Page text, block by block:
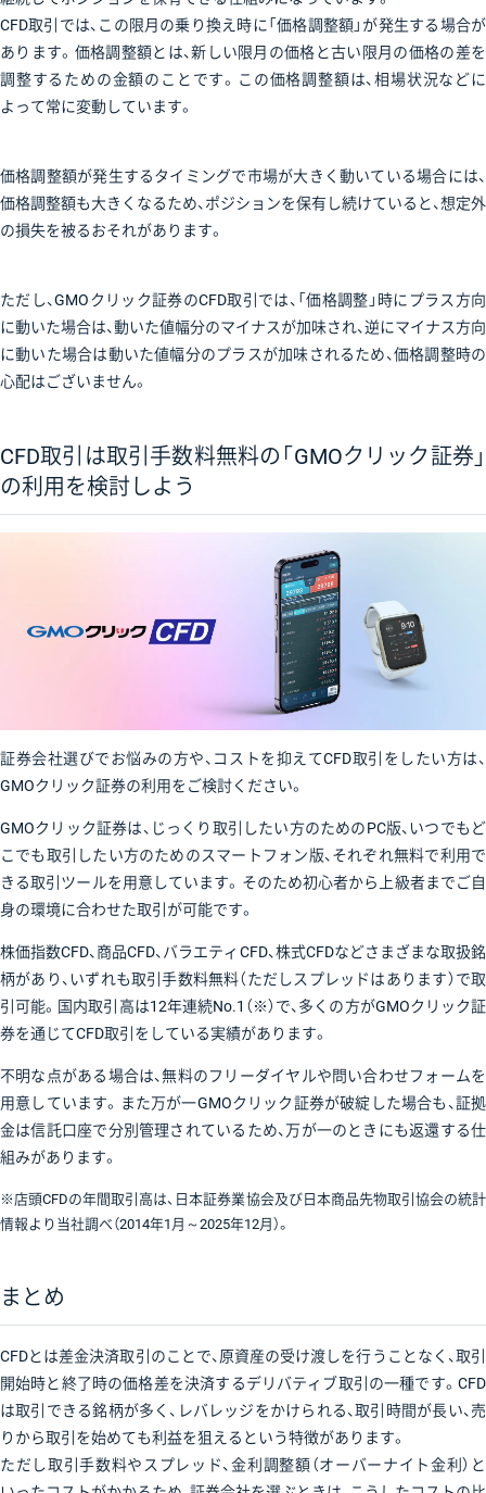
CFD取引では、この限月の乗り換え時に「価格調整額」が発生する場合が
あります。価格調整額とは、新しい限月の価格と古い限月の価格の差を
調整するための金額のことです。この価格調整額は、相場状況などに
よって常に変動しています。
価格調整額が発生するタイミングで市場が大きく動いている場合には、
価格調整額も大きくなるため、ポジションを保有し続けていると、想定外
の損失を被るおそれがあります。
ただし、GMOクリック証券のCFD取引では、「価格調整」時にプラス方向
に動いた場合は、動いた値幅分のマイナスが加味され、逆にマイナス方向
に動いた場合は動いた値幅分のプラスが加味されるため、価格調整時の
心配はございません。
CFD取引は取引手数料無料の「GMOクリック証券」
の利用を検討しよう
証券会社選びでお悩みの方や、コストを抑えてCFD取引をしたい方は、
GMOクリック証券の利用をご検討ください。
GMOクリック証券は、じっくり取引したい方のためのPC版、いつでもど
こでも取引したい方のためのスマートフォン版、それぞれ無料で利用で
きる取引ツールを用意しています。そのため初心者から上級者までご自
身の環境に合わせた取引が可能です。
株価指数CFD、商品CFD、バラエティCFD、株式CFDなどさまざまな取扱銘
柄があり、いずれも取引手数料無料（ただしスプレッドはあります）で取
引可能。国内取引高は12年連続No.1（※）で、多くの方がGMOクリック証
券を通じてCFD取引をしている実績があります。
不明な点がある場合は、無料のフリーダイヤルや問い合わせフォームを
用意しています。また万が一GMOクリック証券が破綻した場合も、証拠
金は信託口座で分別管理されているため、万が一のときにも返還する仕
組みがあります。
※店頭CFDの年間取引高は、日本証券業協会及び日本商品先物取引協会の統計
情報より当社調べ（2014年1月～2025年12月）。
まとめ
CFDとは差金決済取引のことで、原資産の受け渡しを行うことなく、取引
開始時と終了時の価格差を決済するデリバティブ取引の一種です。CFD
は取引できる銘柄が多く、レバレッジをかけられる、取引時間が長い、売
りから取引を始めても利益を狙えるという特徴があります。
ただし取引手数料やスプレッド、金利調整額（オーバーナイト金利）と